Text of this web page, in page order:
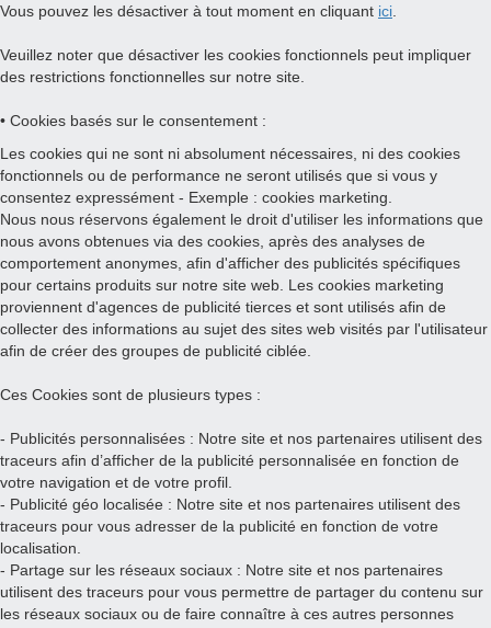
Vous pouvez les désactiver à tout moment en cliquant ici
Veuillez noter que désactiver les cookies fonctionnels peut impliquer
des restrictions fonctionnelles sur notre site.
• Cookies basés sur le consentement :
Les cookies qui ne sont ni absolument nécessaires, ni des cookies
fonctionnels ou de performance ne seront utilisés que si vous y
consentez expressément - Exemple : cookies marketing.
Nous nous réservons également le droit d'utiliser les informations que
nous avons obtenues via des cookies, après des analyses de
comportement anonymes, afin d'afficher des publicités spécifiques
pour certains produits sur notre site web. Les cookies marketing
proviennent d'agences de publicité tierces et sont utilisés afin de
collecter des informations au sujet des sites web visités par l'utilisateur
afin de créer des groupes de publicité ciblée.
Ces Cookies sont de plusieurs types :
- Publicités personnalisées : Notre site et nos partenaires utilisent des
traceurs afin d’afficher de la publicité personnalisée en fonction de
votre navigation et de votre profil.
- Publicité géo localisée : Notre site et nos partenaires utilisent des
traceurs pour vous adresser de la publicité en fonction de votre
localisation.
- Partage sur les réseaux sociaux : Notre site et nos partenaires
utilisent des traceurs pour vous permettre de partager du contenu sur
les réseaux sociaux ou de faire connaître à ces autres personnes